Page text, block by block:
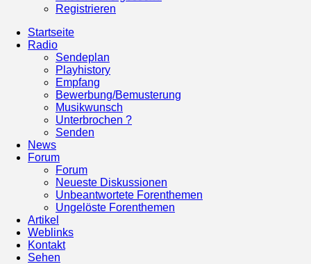
Registrieren
Startseite
Radio
Sendeplan
Playhistory
Empfang
Bewerbung/Bemusterung
Musikwunsch
Unterbrochen ?
Senden
News
Forum
Forum
Neueste Diskussionen
Unbeantwortete Forenthemen
Ungelöste Forenthemen
Artikel
Weblinks
Kontakt
Sehen